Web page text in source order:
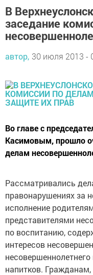
В
заседание
автор, 30 июля 2013 -
Во главе с
Касимовым, прошло
делам
Рассматривались
правонарушениях за
исполнение
представителями
по воспитанию,
интересов
напитков.